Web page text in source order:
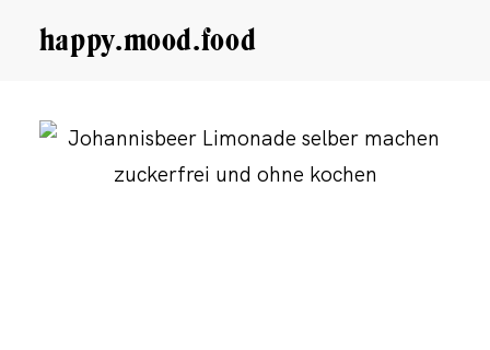
happy.mood.food
Rezepte